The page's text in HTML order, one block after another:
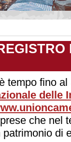
tempo fino
delle
che nel
patrimonio di